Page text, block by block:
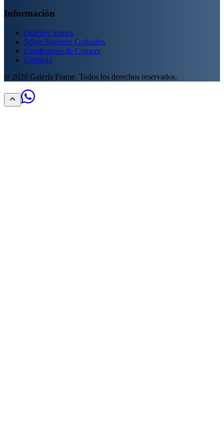
Información
Quiénes Somos
Sobre Nuestros Grabados
Condiciones de Compra
Contacto
© 2026 Galería Frame. Todos los derechos reservados.